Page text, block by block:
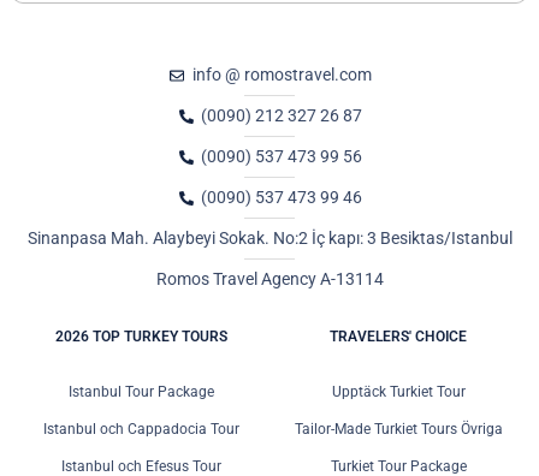
info @ romostravel.com
(0090) 212 327 26 87
(0090) 537 473 99 56
(0090) 537 473 99 46
Sinanpasa Mah. Alaybeyi Sokak. No:2 İç kapı: 3 Besiktas/Istanbul
Romos Travel Agency A-13114
2026 TOP TURKEY TOURS
Istanbul Tour Package
Istanbul och Cappadocia Tour
Istanbul och Efesus Tour
TRAVELERS' CHOICE
Upptäck Turkiet Tour
Tailor-Made Turkiet Tours Övriga
Turkiet Tour Package